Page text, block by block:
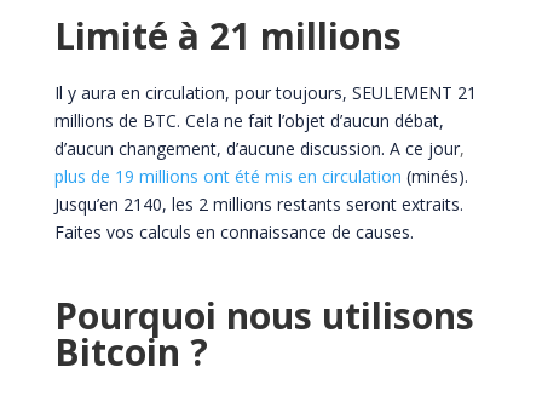
Limité à 21 millions
Il y aura en circulation, pour toujours, SEULEMENT 21
millions de BTC. Cela ne fait l’objet d’aucun débat,
d’aucun changement, d’aucune discussion. A ce jour,
plus de 19 millions ont été mis en circulation (minés).
Jusqu’en 2140, les 2 millions restants seront extraits.
Faites vos calculs en connaissance de causes.
Pourquoi nous utilisons
Bitcoin ?